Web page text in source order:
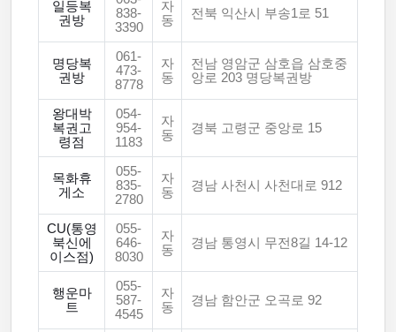
일등복
권방
838-
3390
자
동
전북 익산시 부송1로 51
명당복
권방
061-
473-
8778
자
동
전남 영암군 삼호읍 삼호중
앙로 203 명당복권방
왕대박
복권고
령점
054-
954-
1183
자
동
경북 고령군 중앙로 15
목화휴
게소
055-
835-
2780
자
동
경남 사천시 사천대로 912
CU(통영
북신에
이스점)
055-
646-
8030
자
동
경남 통영시 무전8길 14-12
행운마
트
055-
587-
4545
자
동
경남 함안군 오곡로 92